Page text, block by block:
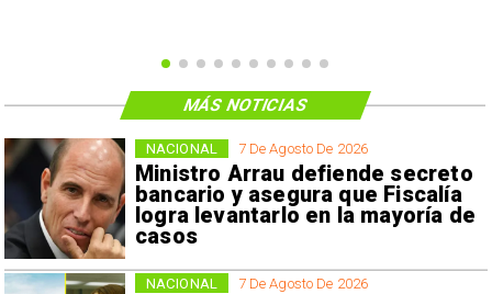
7 De Agosto De 2026
Ministro Arrau defiende secreto
bancario y asegura que Fiscalía
logra levantarlo en la mayoría de
casos
NACIONAL
7 De Agosto De 2026
NACIONAL
MÁS NOTICIAS